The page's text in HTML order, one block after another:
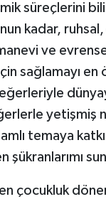
süreçlerini
kadar,
ve
sağlamayı
yetişmiş
temaya katkı
şükranlarımı
çocukluk